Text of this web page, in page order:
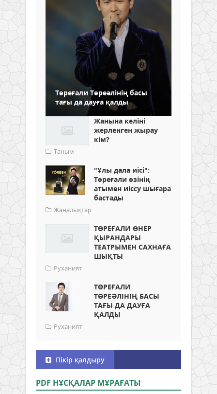
Төреғали Төреәлінің басы
тағы да дауға қалды
Жанына келіні
жерленген жырау
кім?
Таным
"Ұлы дала иісі":
Төреғали өзінің
атымен иіссу шығара
бастады
Жаңалықтар
ТӨРЕҒАЛИ ӨНЕР
ҚЫРАНДАРЫ
ТЕАТРЫМЕН САХНАҒА
ШЫҚТЫ
Руханият
ТӨРЕҒАЛИ
ТӨРЕӘЛІНІҢ БАСЫ
ТАҒЫ ДА ДАУҒА
ҚАЛДЫ
Руханият
Пікір қалдыру
PDF НҰСҚАЛАР МҰРАҒАТЫ